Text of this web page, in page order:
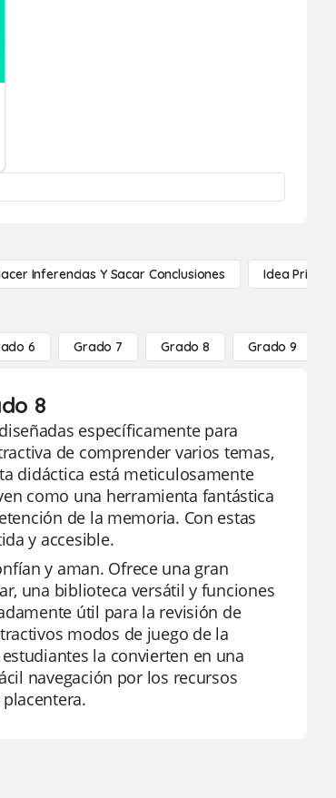
Inferencias Y Sacar Conclusiones Idea
6 Grado 7 Grado 8 Grado 9
8
específicamente para
de comprender varios temas,
didáctica está meticulosamente
como una herramienta fantástica
de la memoria. Con estas
y accesible.
y aman. Ofrece una gran
una biblioteca versátil y funciones
útil para la revisión de
modos de juego de la
la convierten en una
navegación por los recursos